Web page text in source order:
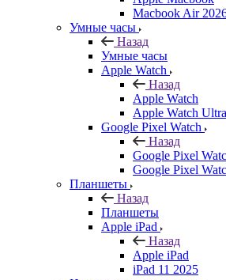
Macbook Air
Умные часы
Назад
Умные часы
Apple Watch
Назад
Apple Watch
Apple Watch
Google Pixel Watch
Назад
Google Pixel
Google Pixel
Планшеты
Назад
Планшеты
Apple iPad
Назад
Apple iPad
iPad 11 2025